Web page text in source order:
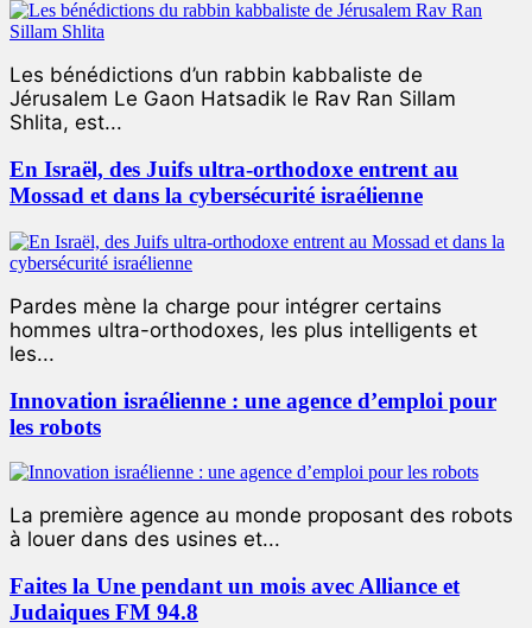
Les bénédictions d’un rabbin kabbaliste de
Jérusalem Le Gaon Hatsadik le Rav Ran Sillam
Shlita, est...
En Israël, des Juifs ultra-orthodoxe entrent au
Mossad et dans la cybersécurité israélienne
Pardes mène la charge pour intégrer certains
hommes ultra-orthodoxes, les plus intelligents et
les...
Innovation israélienne : une agence d’emploi pour
les robots
La première agence au monde proposant des robots
à louer dans des usines et...
Faites la Une pendant un mois avec Alliance et
Judaiques FM 94.8